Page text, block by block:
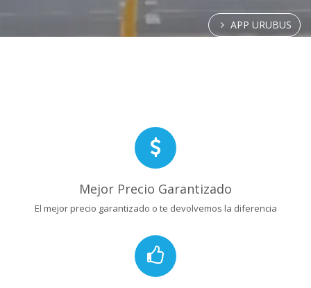
APP URUBUS
Mejor Precio Garantizado
El mejor precio garantizado o te devolvemos la diferencia